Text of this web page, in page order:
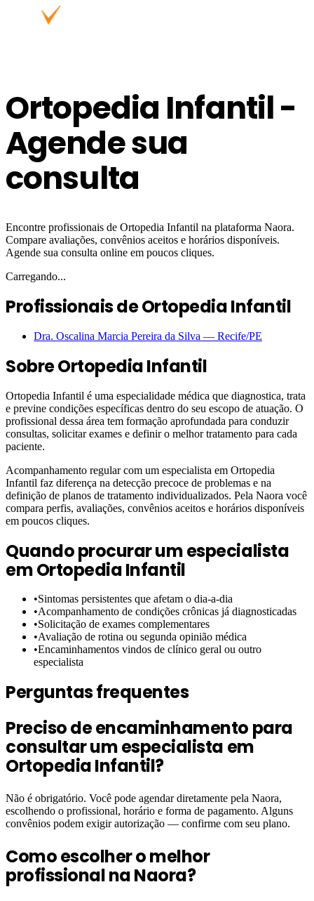
Ortopedia Infantil -
Agende sua
consulta
Encontre profissionais de Ortopedia Infantil na plataforma Naora.
Compare avaliações, convênios aceitos e horários disponíveis.
Agende sua consulta online em poucos cliques.
Carregando...
Profissionais de Ortopedia Infantil
Dra. Oscalina Marcia Pereira da Silva — Recife/PE
SobreOrtopedia Infantil
Ortopedia Infantil é uma especialidade médica que diagnostica, trata
e previne condições específicas dentro do seu escopo de atuação. O
profissional dessa área tem formação aprofundada para conduzir
consultas, solicitar exames e definir o melhor tratamento para cada
paciente.
Acompanhamento regular com um especialista em Ortopedia
Infantil faz diferença na detecção precoce de problemas e na
definição de planos de tratamento individualizados. Pela Naora você
compara perfis, avaliações, convênios aceitos e horários disponíveis
em poucos cliques.
Quando procurar um especialista
emOrtopedia Infantil
•Sintomas persistentes que afetam o dia-a-dia
•Acompanhamento de condições crônicas já diagnosticadas
•Solicitação de exames complementares
•Avaliação de rotina ou segunda opinião médica
•Encaminhamentos vindos de clínico geral ou outro
especialista
Perguntas frequentes
Preciso de encaminhamento para
consultar um especialista em
Ortopedia Infantil?
Não é obrigatório. Você pode agendar diretamente pela Naora,
escolhendo o profissional, horário e forma de pagamento. Alguns
convênios podem exigir autorização — confirme com seu plano.
Como escolher o melhor
profissional na Naora?